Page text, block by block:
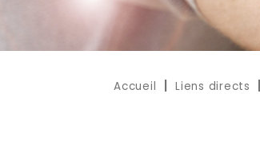
Accueil Liens directs